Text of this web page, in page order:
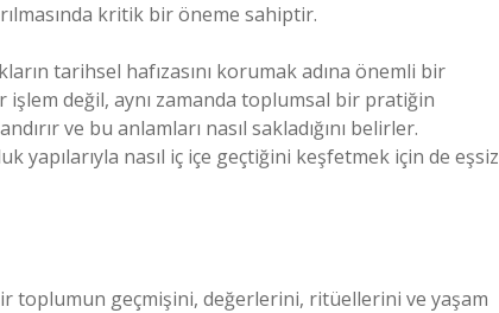
kritik bir öneme sahiptir.
tarihsel hafızasını korumak adına önemli bir
işlem değil, aynı zamanda toplumsal bir pratiğin
ve bu anlamları nasıl sakladığını belirler.
nasıl iç içe geçtiğini keşfetmek için de eşsiz
toplumun geçmişini, değerlerini, ritüellerini ve yaşam